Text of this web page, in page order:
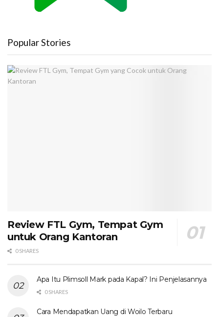
Popular Stories
Review FTL Gym, Tempat Gym
untuk Orang Kantoran
0 SHARES
Apa Itu Plimsoll Mark pada Kapal? Ini Penjelasannya
0 SHARES
Cara Mendapatkan Uang di Woilo Terbaru